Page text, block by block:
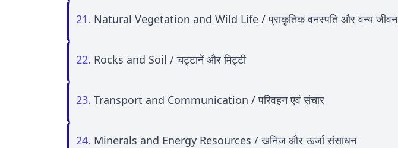
21. Natural Vegetation and Wild Life / प्राकृतिक वनस्पति और वन्य जीवन
22. Rocks and Soil / चट्टानें और मिट्टी
23. Transport and Communication / परिवहन एवं संचार
24. Minerals and Energy Resources / खनिज और ऊर्जा संसाधन